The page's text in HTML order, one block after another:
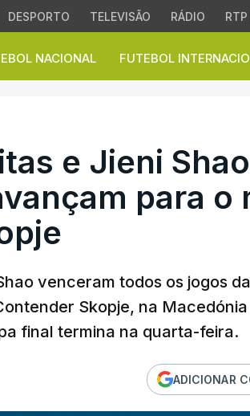
DESPORTO TELEVISÃO RÁDIO RTP
NACIONAL FUTEBOL
e Jieni Shao
e Jieni Shao
para o
venceram todos os jogos
Skopje, na
final termina na quarta-feira.
ADICIONAR